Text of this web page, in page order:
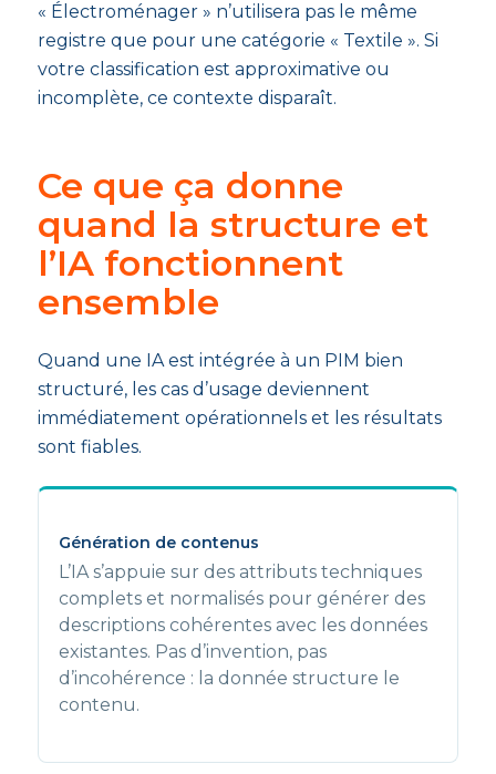
« Électroménager » n’utilisera pas le même
registre que pour une catégorie « Textile ». Si
votre classification est approximative ou
incomplète, ce contexte disparaît.
Ce que ça donne
quand la structure et
l’IA fonctionnent
ensemble
Quand une IA est intégrée à un PIM bien
structuré, les cas d’usage deviennent
immédiatement opérationnels et les résultats
sont fiables.
Génération de contenus
L’IA s’appuie sur des attributs techniques
complets et normalisés pour générer des
descriptions cohérentes avec les données
existantes. Pas d’invention, pas
d’incohérence : la donnée structure le
contenu.